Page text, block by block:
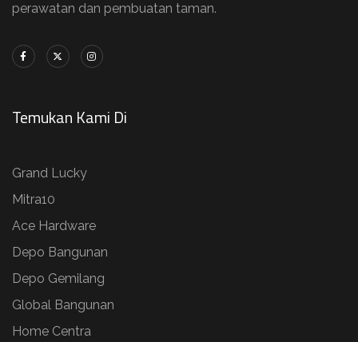
perawatan dan pembuatan taman.
Temukan Kami Di
Grand Lucky
Mitra10
Ace Hardware
Depo Bangunan
Depo Gemilang
Global Bangunan
Home Centra